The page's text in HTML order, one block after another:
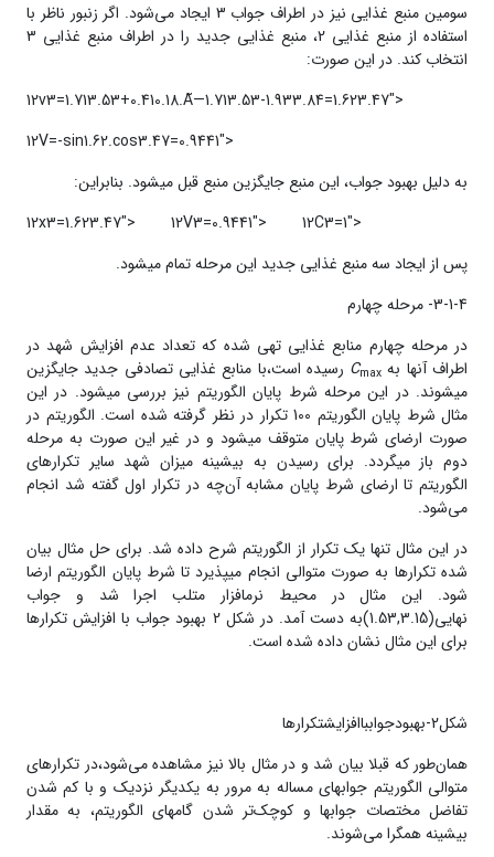
سومین منبع غذایی نیز در اطراف جواب 3 ایجاد می‌شود. اگر زنبور ناظر با
استفاده از منبع غذایی 2، منبع غذایی جدید را در اطراف منبع غذایی 3
انتخاب کند. در این صورت:
12v3=1.713.53+0.410.18.Ã—1.713.53-1.933.84=1.623.47">
12V=-sin1.62.cos3.47=0.9441">
به دلیل بهبود جواب، این منبع جایگزین منبع قبل می­شود. بنابراین:
12x3=1.623.47"> 12V3=0.9441"> 12C3=1">
پس از ایجاد سه منبع غذایی جدید این مرحله تمام می­شود.
3-1-4- مرحله‌ چهارم
در مرحله‌ چهارم منابع غذایی تهی شده که تعداد عدم افزایش شهد در
اطراف آن­ها به
Cmax
رسیده است،با منابع غذایی تصادفی جدید جایگزین
می­شوند. در این مرحله شرط پایان الگوریتم نیز بررسی می­شود. در این
مثال شرط پایان الگوریتم 100 تکرار در نظر گرفته شده است. الگوریتم در
صورت ارضای شرط پایان متوقف می­شود و در غیر این صورت به مرحله
دوم باز می­گردد. برای رسیدن به بیشینه میزان شهد سایر تکرارهای
الگوریتم تا ارضای شرط پایان مشابه آن‌چه در تکرار اول گفته شد انجام
می‌شود.
در این مثال تنها یک تکرار از الگوریتم شرح داده شد. برای حل مثال بیان
شده تکرارها به صورت متوالی انجام می­پذیرد تا شرط پایان الگوریتم ارضا
شود. این مثال در محیط نرم­افزار متلب اجرا شد و جواب
نهایی(1.53,3.15)به دست آمد. در شکل 2 بهبود جواب با افزایش تکرارها
برای این مثال نشان داده شده است.
شکل2-بهبودجوابباافزایشتکرارها
همان‌طور که قبلا بیان شد و در مثال بالا نیز مشاهده می‌شود،در تکرارهای
متوالی الگوریتم جواب­های مساله به مرور به یکدیگر نزدیک و با کم شدن
تفاضل مختصات جواب­ها و کوچک‌تر شدن گام­های الگوریتم، به مقدار
بیشینه همگرا می‌شوند.